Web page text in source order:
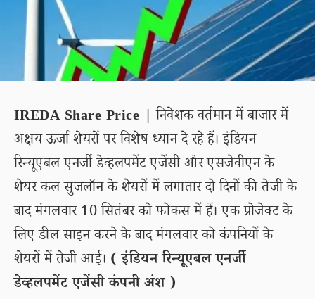
IREDA Share Price | निवेशक वर्तमान में बाजार में
अक्षय ऊर्जा शेयरों पर विशेष ध्यान दे रहे हैं। इंडियन
रिन्यूएबल एनर्जी डेव्हलपमेंट एजेंसी और एसजेवीएन के
शेयर कल सुजलॉन के शेयरों में लगातार दो दिनों की तेजी के
बाद मंगलवार 10 सितंबर को फोकस में हैं। एक प्रोजेक्ट के
लिए डील साइन करने के बाद मंगलवार को कंपनियों के
शेयरों में तेजी आई। ( इंडियन रिन्यूएबल एनर्जी
डेव्हलपमेंट एजेंसी कंपनी अंश )